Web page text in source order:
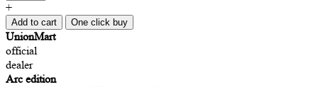
+
Add to cart One click buy
UnionMart
official
dealer
Arc edition